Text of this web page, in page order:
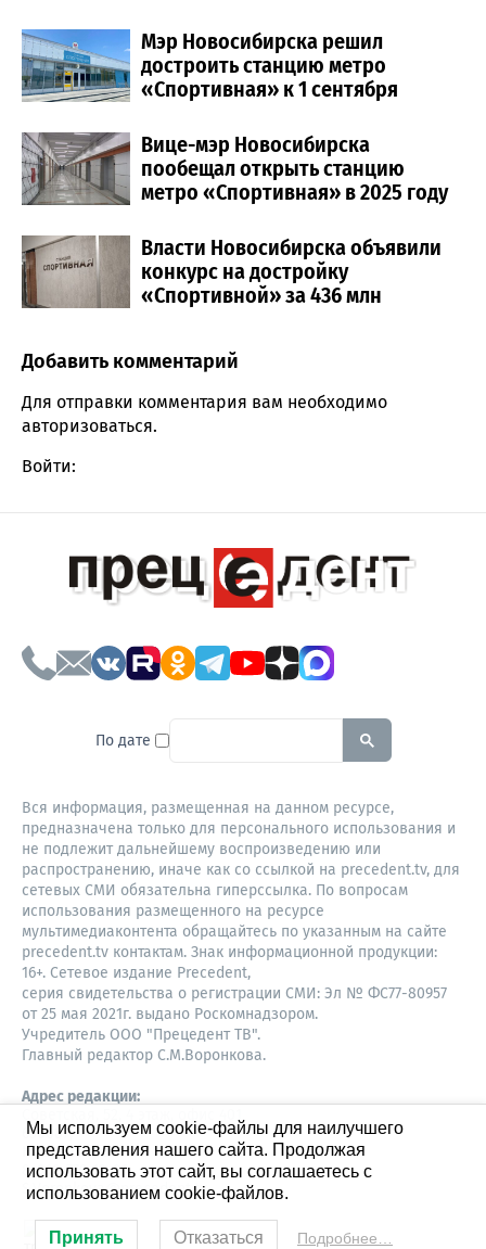
Мэр Новосибирска решил
достроить станцию метро
«Спортивная» к 1 сентября
Вице-мэр Новосибирска
пообещал открыть станцию
метро «Спортивная» в 2025 году
Власти Новосибирска объявили
конкурс на достройку
«Спортивной» за 436 млн
Comment section
Добавить комментарий
Для отправки комментария вам необходимо
авторизоваться.
Войти:
По дате To search this site, enter a
Вся информация, размещенная на данном ресурсе,
предназначена только для персонального использования и
не подлежит дальнейшему воспроизведению или
распространению, иначе как со ссылкой на precedent.tv, для
сетевых СМИ обязательна гиперссылка. По вопросам
использования размещенного на ресурсе
мультимедиаконтента обращайтесь по указанным на сайте
precedent.tv контактам. Знак информационной продукции:
16+. Сетевое издание Precedent,
серия свидетельства о регистрации СМИ: Эл № ФС77-80957
от 25 мая 2021г. выдано Роскомнадзором.
Учредитель ООО "Прецедент ТВ".
Главный редактор С.М.Воронкова.
Адрес редакции:
630087,
Новосибирск
8-960-779-12-96,
S.Voronkova@precedent.tv
Мы используем cookie-файлы для наилучшего
представления нашего сайта. Продолжая
использовать этот сайт, вы соглашаетесь с
использованием cookie-файлов.
Принять Отказаться Подробнее…